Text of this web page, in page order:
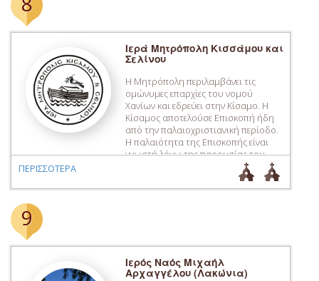
Ιερά Μητρόπολη Κισσάμου και
Σελίνου
Η Μητρόπολη περιλαμβάνει τις
ομώνυμες επαρχίες του νομού
Χανίων και εδρεύει στην Κίσαμο. Η
Κίσαμος αποτελούσε Eπισκοπή ήδη
από την παλαιοχριστιανική περίοδο.
Η παλαιότητα της Επισκοπής είναι
γνωστή λόγω της παρουσίας του
Επισκόπου Ευκίσσου στην Σαρδική
Σύνοδο το 343 αλλά και στο μουσείο
του Ρεθύμνου υπάρχει μολύβδινη
ΠΕΡΙΣΣΟΤΕΡΑ
9
Ιερός Ναός Μιχαήλ
Αρχαγγέλου (Λακώνια)